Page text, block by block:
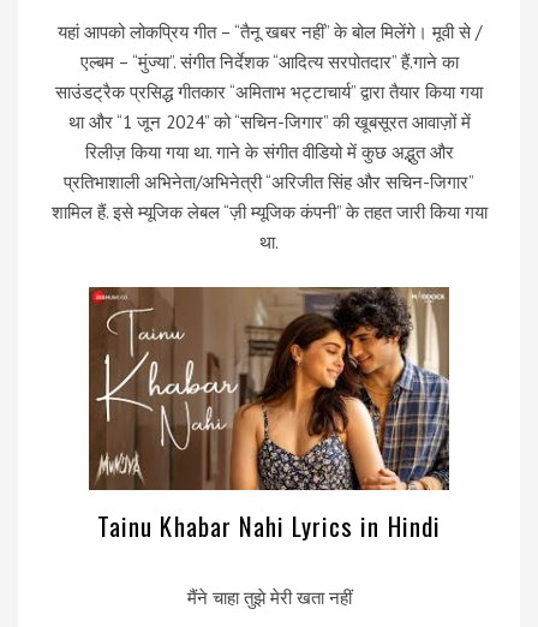
यहां आपको लोकप्रिय गीत – “तैनू खबर नहीं” के बोल मिलेंगे। मूवी से /
एल्बम – “मुंज्या”. संगीत निर्देशक “आदित्य सरपोतदार” हैं.गाने का
साउंडट्रैक प्रसिद्ध गीतकार “अमिताभ भट्टाचार्य” द्वारा तैयार किया गया
था और “1 जून 2024” को “सचिन-जिगार” की खूबसूरत आवाज़ों में
रिलीज़ किया गया था. गाने के संगीत वीडियो में कुछ अद्भुत और
प्रतिभाशाली अभिनेता/अभिनेत्री “अरिजीत सिंह और सचिन-जिगार”
शामिल हैं. इसे म्यूजिक लेबल “ज़ी म्यूजिक कंपनी” के तहत जारी किया गया
था.
Tainu Khabar Nahi Lyrics in Hindi
मैंने चाहा तुझे मेरी खता नहीं